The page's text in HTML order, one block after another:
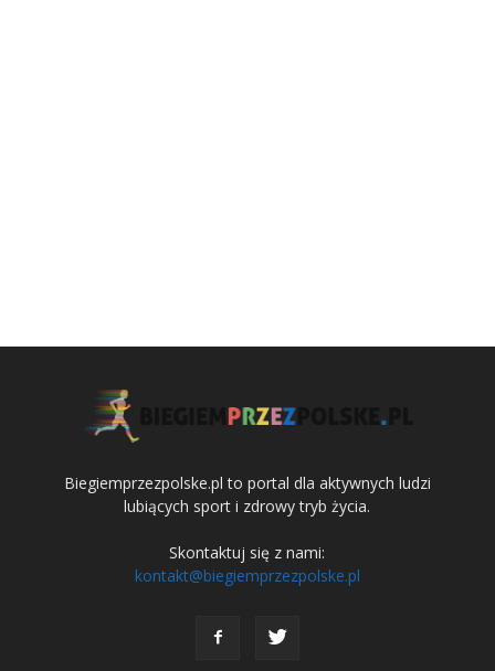
Biegiemprzezpolske.pl to portal dla aktywnych ludzi
lubiących sport i zdrowy tryb życia.
Skontaktuj się z nami:
kontakt@biegiemprzezpolske.pl